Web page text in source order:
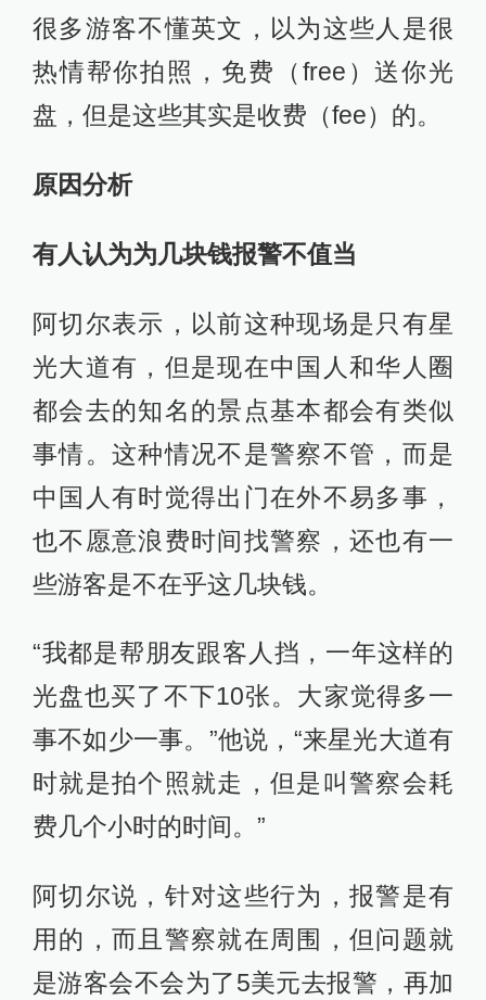
很多游客不懂英文，以为这些人是很
热情帮你拍照，免费（free）送你光
盘，但是这些其实是收费（fee）的。
原因分析
有人认为为几块钱报警不值当
阿切尔表示，以前这种现场是只有星
光大道有，但是现在中国人和华人圈
都会去的知名的景点基本都会有类似
事情。这种情况不是警察不管，而是
中国人有时觉得出门在外不易多事，
也不愿意浪费时间找警察，还也有一
些游客是不在乎这几块钱。
“我都是帮朋友跟客人挡，一年这样的
光盘也买了不下10张。大家觉得多一
事不如少一事。”他说，“来星光大道有
时就是拍个照就走，但是叫警察会耗
费几个小时的时间。”
阿切尔说，针对这些行为，报警是有
用的，而且警察就在周围，但问题就
是游客会不会为了5美元去报警，再加